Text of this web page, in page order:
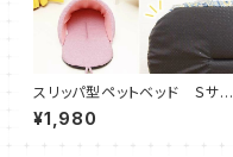
スリッパ型ペットベッド Ｓサイ
ズ
¥1,980